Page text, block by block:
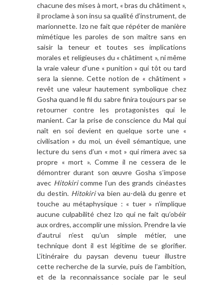
chacune des mises à mort, « bras du châtiment »,
il proclame à son insu sa qualité d’instrument, de
marionnette. Izo ne fait que répéter de manière
mimétique les paroles de son maître sans en
saisir la teneur et toutes ses implications
morales et religieuses du « châtiment », ni même
la vraie valeur d’une « punition » qui tôt ou tard
sera la sienne. Cette notion de « châtiment »
revêt une valeur hautement symbolique chez
Gosha quand le fil du sabre finira toujours par se
retourner contre les protagonistes qui le
manient. Car la prise de conscience du Mal qui
naît en soi devient en quelque sorte une «
civilisation » du moi, un éveil sémantique, une
lecture du sens d’un « mot » qui rimera avec sa
propre « mort ». Comme il ne cessera de le
démontrer durant son œuvre Gosha s’impose
avec Hitokiricomme l’un des grands cinéastes
du destin. Hitokiriva bien au-delà du genre et
touche au métaphysique : « tuer » n’implique
aucune culpabilité chez Izo qui ne fait qu’obéir
aux ordres, accomplir une mission. Prendre la vie
d’autrui n’est qu’un simple métier, une
technique dont il est légitime de se glorifier.
L’itinéraire du paysan devenu tueur illustre
cette recherche de la survie, puis de l’ambition,
et de la reconnaissance sociale par le seul